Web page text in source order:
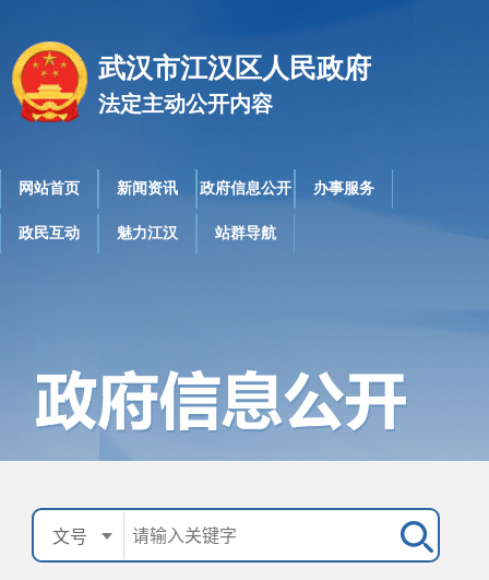
武汉市江汉区人民政府
法定主动公开内容
网站首页 新闻资讯 政府信息公开 办事服务
政民互动 魅力江汉 站群导航